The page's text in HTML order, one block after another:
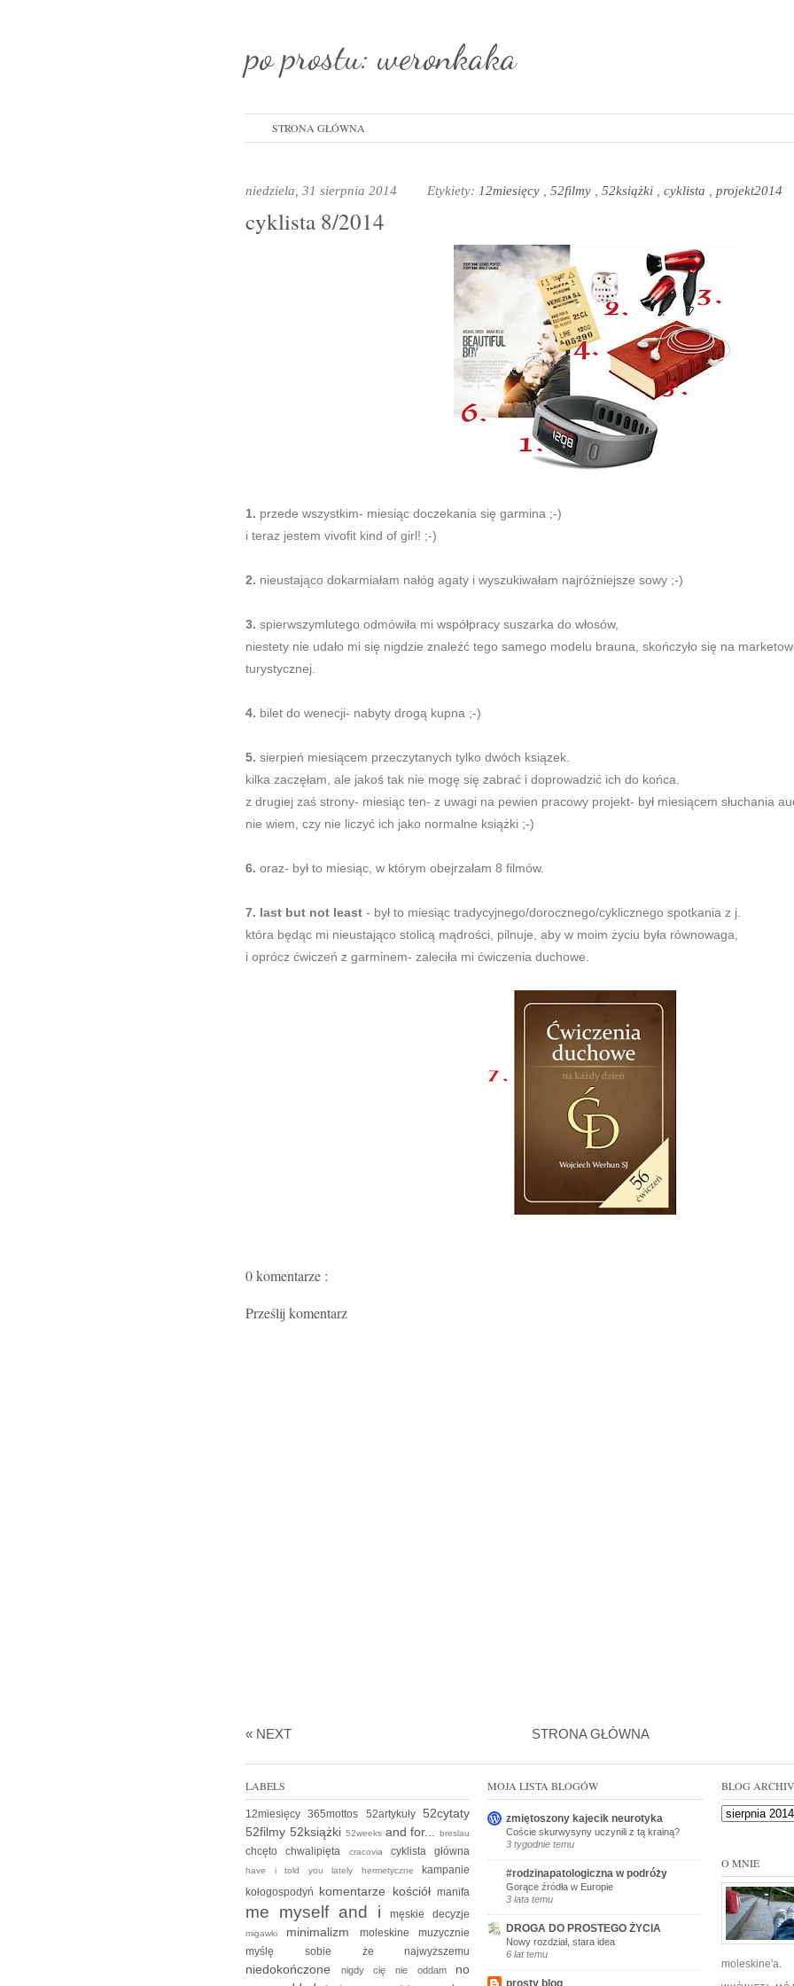
po prostu: weronkaka
STRONA GŁÓWNA
niedziela, 31 sierpnia 2014 Etykiety: 12miesięcy 52filmy 52książki cyklista projekt2014
cyklista 8/2014
1. przede wszystkim- miesiąc doczekania się garmina ;-)
i teraz jestem vivofit kind of girl! ;-)
2. nieustająco dokarmiałam nałóg agaty i wyszukiwałam najróżniejsze sowy ;-)
3. spierwszymlutego odmówiła mi współpracy suszarka do włosów,
niestety nie udało mi się nigdzie znaleźć tego samego modelu brauna, skończyło się na
turystycznej.
4. bilet do wenecji- nabyty drogą kupna ;-)
5. sierpień miesiącem przeczytanych tylko dwóch ksiązek.
kilka zaczęłam, ale jakoś tak nie mogę się zabrać i doprowadzić ich do końca.
z drugiej zaś strony- miesiąc ten- z uwagi na pewien pracowy projekt- był miesiącem słuchania
nie wiem, czy nie liczyć ich jako normalne książki ;-)
6. oraz- był to miesiąc, w którym obejrzałam 8 filmów.
7. last but not least - był to miesiąc tradycyjnego/dorocznego/cyklicznego spotkania z j.
która będąc mi nieustająco stolicą mądrości, pilnuje, aby w moim życiu była równowaga,
i oprócz ćwiczeń z garminem- zaleciła mi ćwiczenia duchowe.
0 komentarze :
Prześlij komentarz
« NEXT STRONA GŁÓWNA
LABELS
12miesięcy365mottos 52artykuły52cytaty
52filmy 52książki 52weeks and for...breslau
chcętochwalipięta cracoviacyklistagłówna
have i told you lately hermetyczne
kampanie
kołogospodyń komentarze kościółmanifa
me myself and imęskie decyzje
migawki minimalizm moleskinemuzycznie
myślę sobie żenajwyższemu
niedokończone nigdy cię nie oddam no
MOJA LISTA BLOGÓW
zmiętoszony kajecik neurotyka
Coście skurwysyny uczynili z tą krainą?
3 tygodnie temu
#rodzinapatologiczna w podróży
Gorące źródła w Europie
3 lata temu
DROGA DO PROSTEGO ŻYCIA
Nowy rozdział, stara idea
6 lat temu
BLOG
O MNIE
moleskine'a.